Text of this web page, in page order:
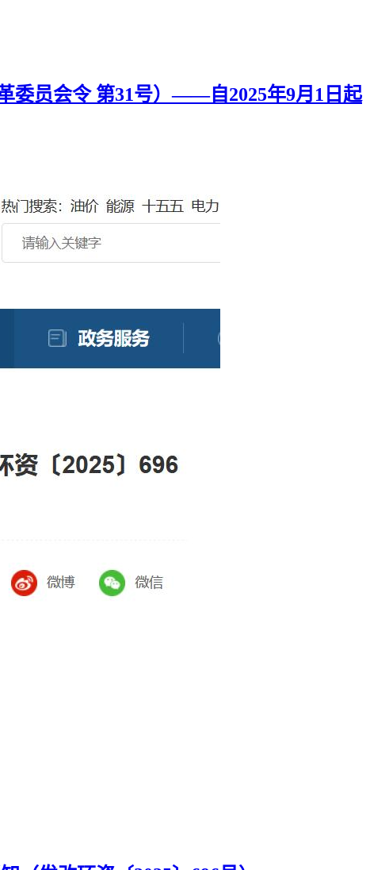
委员会令 第31号）——自2025年9月1日起